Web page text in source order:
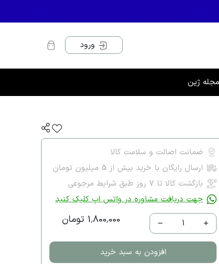
ورود
مجله ژین
ضمانت اصالت و سلامت کالا
ارسال رایگان با خرید بیش از 5 میلیون تومان
بازگشت کالا تا ۷ روز طبق شرایط مرجوعی
جهت دریافت مشاوره در واتس اپ کلیک کنید
1 1,800,000 تومان
افزودن به سبد خرید